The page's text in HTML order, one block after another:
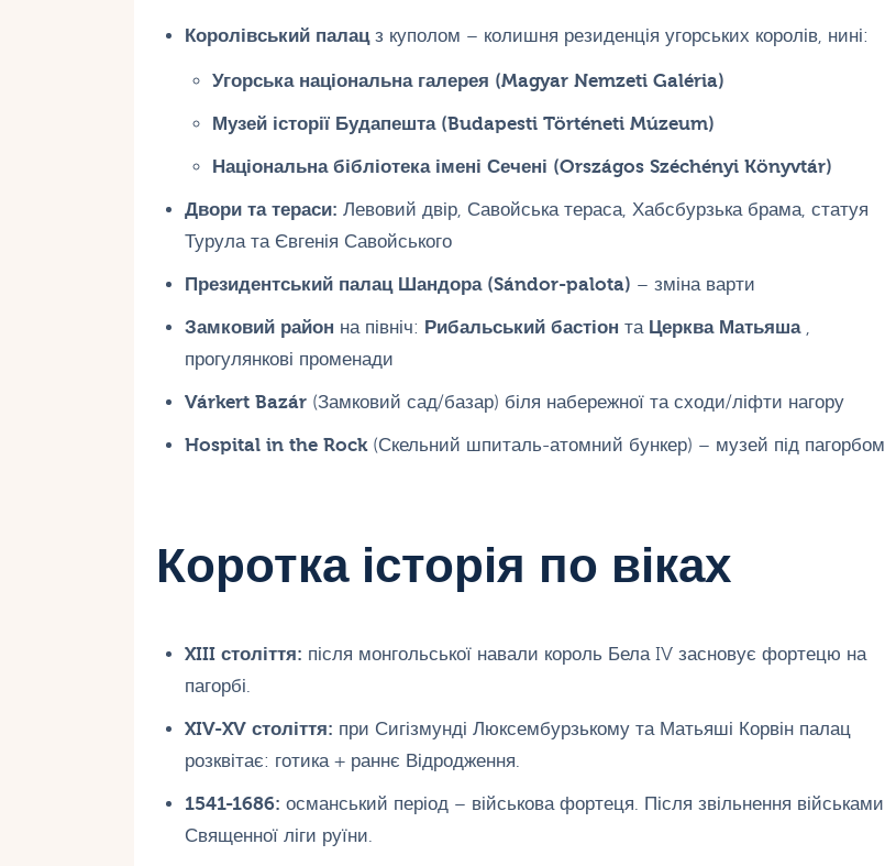
Королівський палацз куполом – колишня резиденція угорських королів, нині:
Угорська національна галерея (Magyar Nemzeti Galéria)
Музей історії Будапешта (Budapesti Történeti Múzeum)
Національна бібліотека імені Сечені (Országos Széchényi Könyvtár)
Двори та тераси: Левовий двір, Савойська тераса, Хабсбурзька брама, статуя
Турула та Євгенія Савойського
Президентський палац Шандора (Sándor-palota) – зміна варти
Замковий район на північ: Рибальський бастіон та Церква Матьяша,
прогулянкові променади
Várkert Bazár(Замковий сад/базар) біля набережної та сходи/ліфти нагору
Hospital in the Rock(Скельний шпиталь-атомний бункер) – музей під пагорбом
Коротка історія по віках
XIII століття: після монгольської навали король Бела IV засновує фортецю на
пагорбі.
XIV-XV століття: при Сигізмунді Люксембурзькому та Матьяші Корвін палац
розквітає: готика + раннє Відродження.
1541-1686: османський період – військова фортеця. Після звільнення військами
Священної ліги руїни.